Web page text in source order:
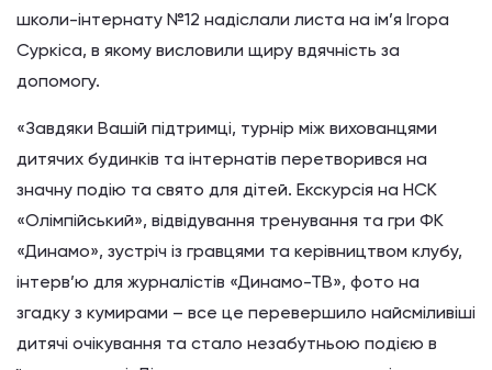
школи-інтернату №12 надіслали листа на ім’я Ігора
Суркіса, в якому висловили щиру вдячність за
допомогу.
«Завдяки Вашій підтримці, турнір між вихованцями
дитячих будинків та інтернатів перетворився на
значну подію та свято для дітей. Екскурсія на НСК
«Олімпійський», відвідування тренування та гри ФК
«Динамо», зустріч із гравцями та керівництвом клубу,
інтерв’ю для журналістів «Динамо-ТВ», фото на
згадку з кумирами – все це перевершило найсміливіші
дитячі очікування та стало незабутньою подією в